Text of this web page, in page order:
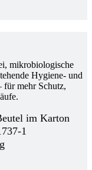
mikrobiologische
Hygiene- und
für mehr Schutz,
im Karton
1